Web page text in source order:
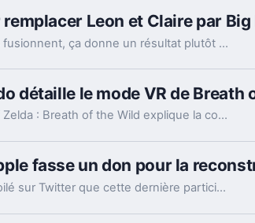
Leon et Claire par
Quand deux franchises japonaises cultes fusionnent, ça donne un résultat plutôt amusant !
détaille le mode VR de Breath
Le directeur technique de The Legend of Zelda : Breath of the Wild explique la compatibilité avec le Nintendo Labo VR Kit.
fasse un don pour la
Le patron de la firme de Cupertino a dévoilé sur Twitter que cette dernière participerait à la reconstruction de Notre Dame, ravagée par les flammes.